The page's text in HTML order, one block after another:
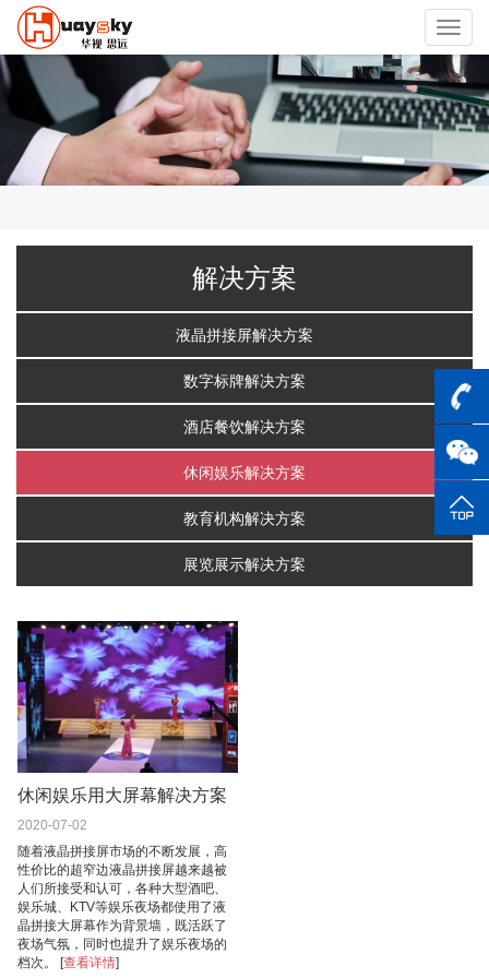
解决方案
液晶拼接屏解决方案
数字标牌解决方案
酒店餐饮解决方案
休闲娱乐解决方案
教育机构解决方案
展览展示解决方案
休闲娱乐用大屏幕解决方案
2020-07-02
随着液晶拼接屏市场的不断发展，高
性价比的超窄边液晶拼接屏越来越被
人们所接受和认可，各种大型酒吧、
娱乐城、KTV等娱乐夜场都使用了液
晶拼接大屏幕作为背景墙，既活跃了
夜场气氛，同时也提升了娱乐夜场的
档次。 [查看详情]